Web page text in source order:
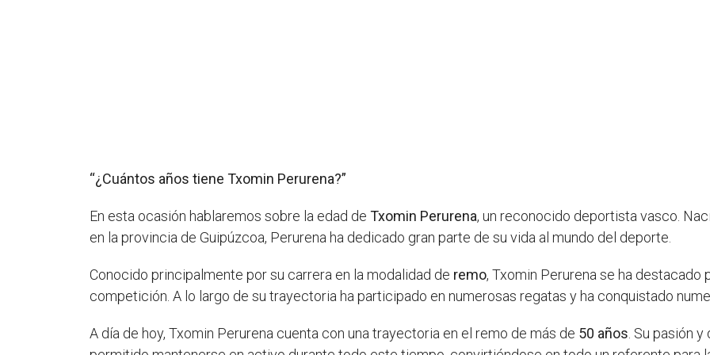
“¿Cuántos años tiene Txomin Perurena?”
En esta ocasión hablaremos sobre la edad deTxomin Perurena, un reconocido deportista vasco.
en la provincia de Guipúzcoa, Perurena ha dedicado gran parte de su vida al mundo del deporte.
Conocido principalmente por su carrera en la modalidad de remo, Txomin Perurena se ha destacado
competición. A lo largo de su trayectoria ha participado en numerosas regatas y ha conquistado
A día de hoy, Txomin Perurena cuenta con una trayectoria en el remo de más de 50 años . Su pasión